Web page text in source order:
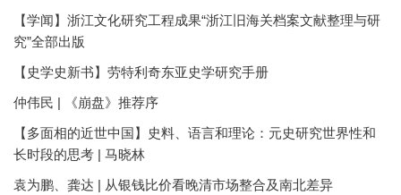
【学闻】浙江文化研究工程成果“浙江旧海关档案文献整理与研
究”全部出版
【史学史新书】劳特利奇东亚史学研究手册
仲伟民 | 《崩盘》推荐序
【多面相的近世中国】史料、语言和理论：元史研究世界性和
长时段的思考 | 马晓林
袁为鹏、龚达 | 从银钱比价看晚清市场整合及南北差异